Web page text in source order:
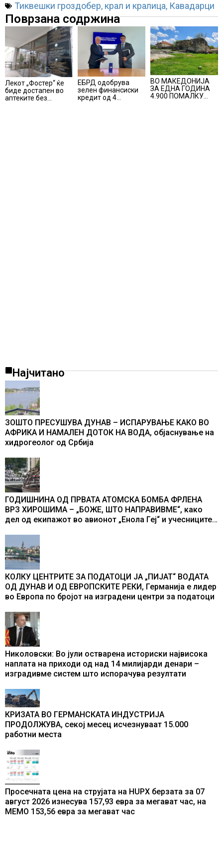
Тиквешки гроздобер, крал и кралица, Кавадарци
Поврзана содржина
Лекот „Фостер“ ќе
биде достапен во
аптеките без
ЕБРД одобрува
зелен финансиски
кредит од 4
ВО МАКЕДОНИЈА
ЗА ЕДНА ГОДИНА
4.900 ПОМАЛКУ
Најчитано
ЗОШТО ПРЕСУШУВА ДУНАВ – ИСПАРУВАЊЕ КАКО ВО
АФРИКА И НАМАЛЕН ДОТОК НА ВОДА, објаснување на
хидрогеолог од Србија
ГОДИШНИНА ОД ПРВАТА АТОМСКА БОМБА ФРЛЕНА
ВРЗ ХИРОШИМА – „БОЖЕ, ШТО НАПРАВИВМЕ“, како
дел од екипажот во авионот „Енола Геј“ и учесниците
промени текот на историјата
КОЛКУ ЦЕНТРИТЕ ЗА ПОДАТОЦИ ЈА „ПИЈАТ“ ВОДАТА
ОД ДУНАВ И ОД ЕВРОПСКИТЕ РЕКИ, Германија е лидер
во Европа по бројот на изградени центри за податоци
Николовски: Во јули остварена историски највисока
наплата на приходи од над 14 милијарди денари –
изградивме систем што испорачува резултати
КРИЗАТА ВО ГЕРМАНСКАТА ИНДУСТРИЈА
ПРОДОЛЖУВА, секој месец исчезнуваат 15.000
работни места
Просечната цена на струјата на HUPX берзата за 07
август 2026 изнесува 157,93 евра за мегават час, на
МЕМО 153,56 евра за мегават час